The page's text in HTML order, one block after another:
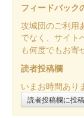
小倉城 御
配布終了
「WESTER」ア
し、小倉城の天
を獲得する。ス
た場合、「しろテ
フィードバック
攻城団のご利用
でなく、サイト
も何度でもお寄
読者投稿欄
いまお時間あり
読者投稿欄に投